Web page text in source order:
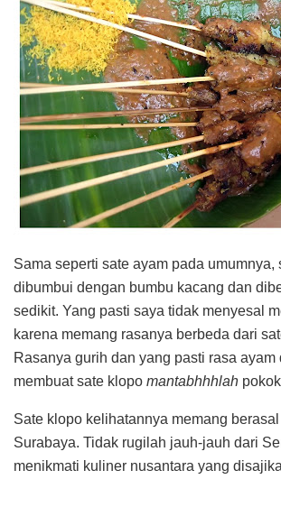
Sama seperti sate ayam pada umumnya,
dibumbui dengan bumbu kacang dan
sedikit. Yang pasti saya tidak menyesal
karena memang rasanya berbeda dari
Rasanya gurih dan yang pasti rasa ayam
membuat sate klopo mantabhhhlah
Sate klopo kelihatannya memang
Surabaya. Tidak rugilah jauh-jauh dari
menikmati kuliner nusantara yang